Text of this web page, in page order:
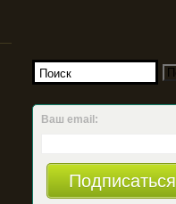
Ваш email:
Подписаться